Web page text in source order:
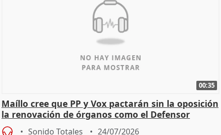
00:35
Maíllo cree que PP y Vox pactarán sin la oposición
la renovación de órganos como el Defensor
Sonido Totales 24/07/2026